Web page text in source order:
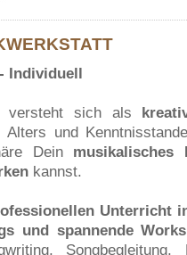
Individuell
versteht sich als
und
Dein musikalisches
kannst.
Unterricht
und spannende